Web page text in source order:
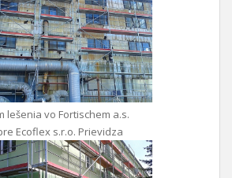
lešenia vo Fortischem a.s.
Ecoflex s.r.o. Prievidza